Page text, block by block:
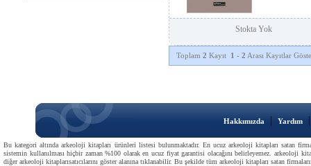
Stokta Yok
Toplam 2 Kayıt 1 - 2 Arası Kayıtlar
Hakkımızda | Yardım
Bu kategori altında arkeoloji kitapları ürünleri listesi bulunmaktadır. En ucuz arkeoloji kitapları satan
sistemin kullanılması hiçbir zaman %100 olarak en ucuz fiyat garantisi olacağını belirleyemez. arkeoloji
diğer arkeoloji kitaplarısatıcılarını göster alanına tıklanabilir. Bu şekilde tüm arkeoloji kitapları satan